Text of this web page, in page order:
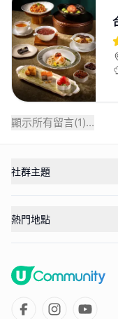
顯示所有留言(1)...
社群主題
熱門地點